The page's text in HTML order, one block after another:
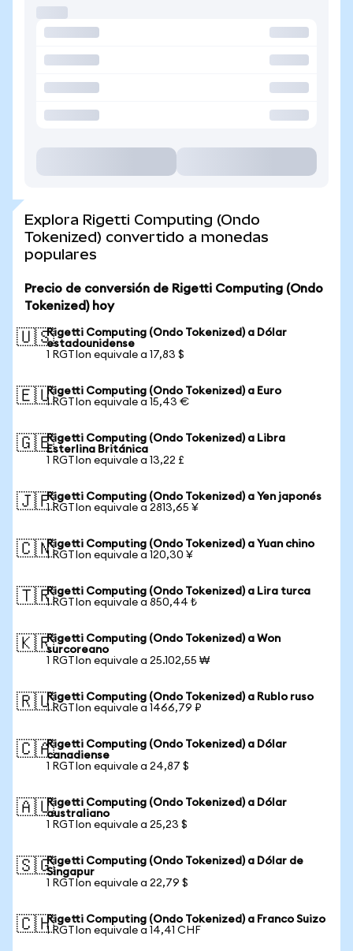
Explora Rigetti Computing (Ondo
Tokenized) convertido a monedas
populares
Precio de conversión de Rigetti Computing (Ondo
Tokenized) hoy
🇺🇸Rigetti Computing (Ondo Tokenized) a Dólar
estadounidense
1 RGTIon equivale a 17,83 $
🇪🇺Rigetti Computing (Ondo Tokenized) a Euro
1 RGTIon equivale a 15,43 €
🇬🇧Rigetti Computing (Ondo Tokenized) a Libra
Esterlina Británica
1 RGTIon equivale a 13,22 £
🇯🇵Rigetti Computing (Ondo Tokenized) a Yen japonés
1 RGTIon equivale a 2813,65 ¥
🇨🇳Rigetti Computing (Ondo Tokenized) a Yuan chino
1 RGTIon equivale a 120,30 ¥
🇹🇷Rigetti Computing (Ondo Tokenized) a Lira turca
1 RGTIon equivale a 850,44 ₺
🇰🇷Rigetti Computing (Ondo Tokenized) a Won
surcoreano
1 RGTIon equivale a 25.102,55 ₩
🇷🇺Rigetti Computing (Ondo Tokenized) a Rublo ruso
1 RGTIon equivale a 1466,79 ₽
🇨🇦Rigetti Computing (Ondo Tokenized) a Dólar
canadiense
1 RGTIon equivale a 24,87 $
🇦🇺Rigetti Computing (Ondo Tokenized) a Dólar
australiano
1 RGTIon equivale a 25,23 $
🇸🇬Rigetti Computing (Ondo Tokenized) a Dólar de
Singapur
1 RGTIon equivale a 22,79 $
🇨🇭Rigetti Computing (Ondo Tokenized) a Franco Suizo
1 RGTIon equivale a 14,41 CHF